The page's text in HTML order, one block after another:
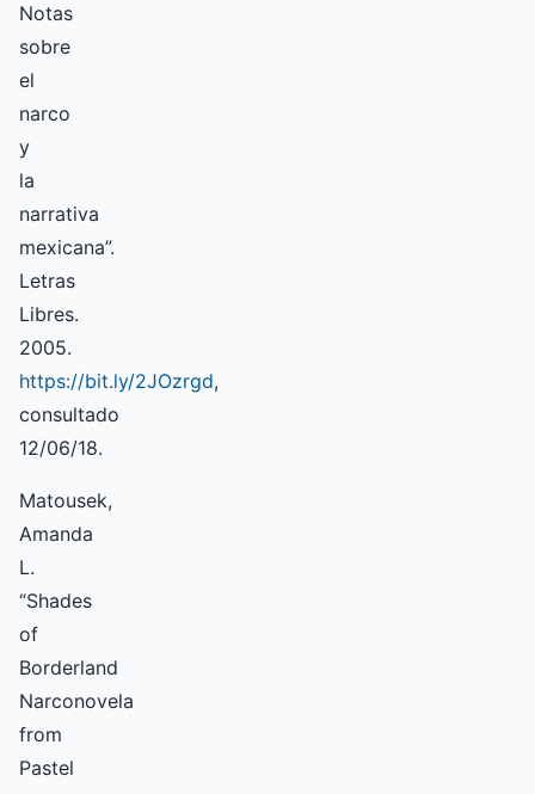
Notas
sobre
el
narco
y
la
narrativa
mexicana”.
Letras
Libres.
2005.
https://bit.ly/2JOzrgd,
consultado
12/06/18.
Matousek,
Amanda
L.
“Shades
of
Borderland
Narconovela
from
Pastel